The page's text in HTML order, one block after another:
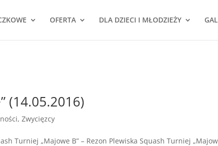
OFERTA DLA DZIECI I MŁODZIEŻY
(14.05.2016)
,Zwycięzcy
Turniej „Majowe B” – Rezon Plewiska Squash Turniej